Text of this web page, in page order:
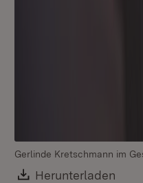
Gerlinde Kretschmann im
Download:
Herunterladen